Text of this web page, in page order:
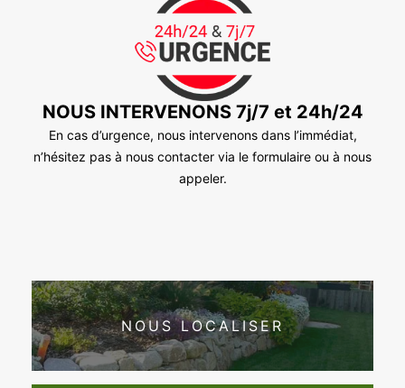
NOUS INTERVENONS 7j/7 et 24h/24
En cas d’urgence, nous intervenons dans l’immédiat,
n’hésitez pas à nous contacter via le formulaire ou à nous
appeler.
NOUS LOCALISER